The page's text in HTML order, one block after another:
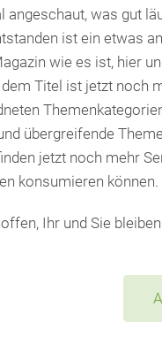
angeschaut, was gut
ist ein etwas
wie es ist, hier
Titel ist jetzt noch
übergreifende
jetzt noch mehr
konsumieren können.
Ihr und Sie